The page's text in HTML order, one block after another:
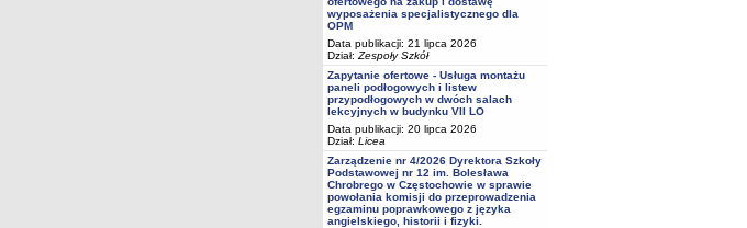
wyposażenia specjalistycznego dla
OPM
Data publikacji: 21 lipca 2026
Dział: Zespoły Szkół
Zapytanie ofertowe - Usługa montażu
paneli podłogowych i listew
przypodłogowych w dwóch salach
lekcyjnych w budynku VII LO
Data publikacji: 20 lipca 2026
Dział: Licea
Zarządzenie nr 4/2026 Dyrektora Szkoły
Podstawowej nr 12 im. Bolesława
Chrobrego w Częstochowie w sprawie
powołania komisji do przeprowadzenia
egzaminu poprawkowego z języka
angielskiego, historii i fizyki.